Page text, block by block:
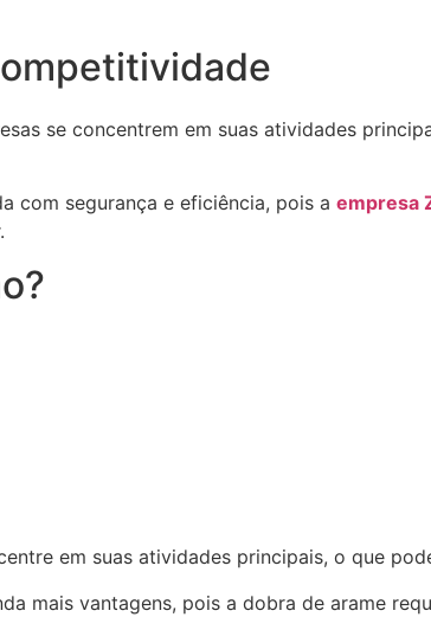
se concentrem em suas atividades
com segurança e eficiência, pois a empresa
em suas atividades principais, o que
mais vantagens, pois a dobra de arame